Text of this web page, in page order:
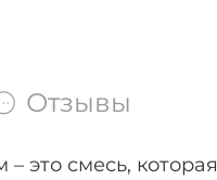
Отзывы
это смесь,